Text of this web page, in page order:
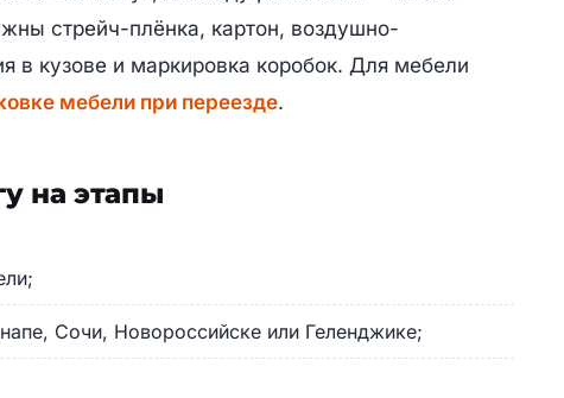
стрейч-плёнка, картон, воздушно-
в кузове и маркировка коробок. Для мебели
мебели при переезде.
на этапы
Сочи, Новороссийске или Геленджике;